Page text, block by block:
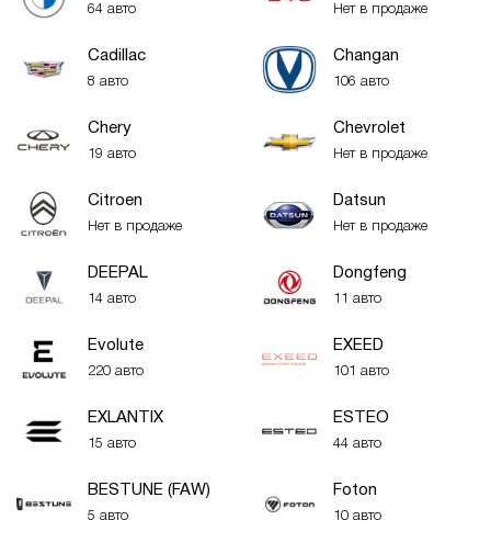
64 авто Нет в продаже
Cadillac
8 авто
Changan
106 авто
Chery
19 авто
Chevrolet
Нет в продаже
Citroen
Нет в продаже
Datsun
Нет в продаже
DEEPAL
14 авто
Dongfeng
11 авто
Evolute
220 авто
EXEED
101 авто
EXLANTIX
15 авто
ESTEO
44 авто
BESTUNE (FAW)
5 авто
Foton
10 авто